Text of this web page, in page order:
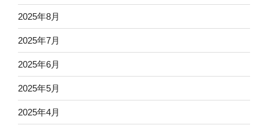
2025年8月
2025年7月
2025年6月
2025年5月
2025年4月